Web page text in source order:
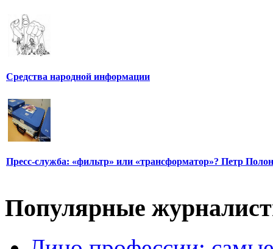
Средства народной информации
Пресс-служба: «фильтр» или «трансформатор»? Петр
Популярные